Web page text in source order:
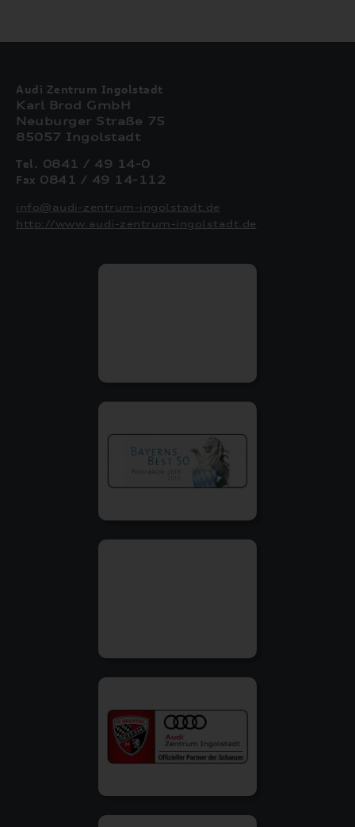
Audi Zentrum Ingolstadt
Karl Brod GmbH
Neuburger Straße 75
85057 Ingolstadt
Tel. 0841 / 49 14-0
Fax 0841 / 49 14-112
info@audi-zentrum-ingolstadt.de
http://www.audi-zentrum-ingolstadt.de